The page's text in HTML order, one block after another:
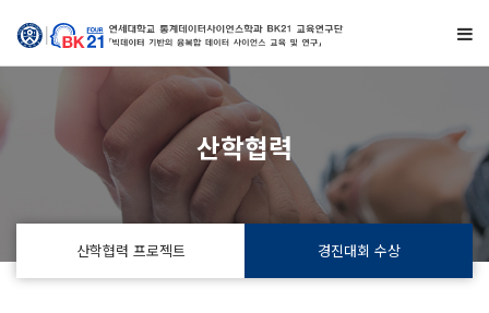
산학협력
산학협력 프로젝트 경진대회 수상